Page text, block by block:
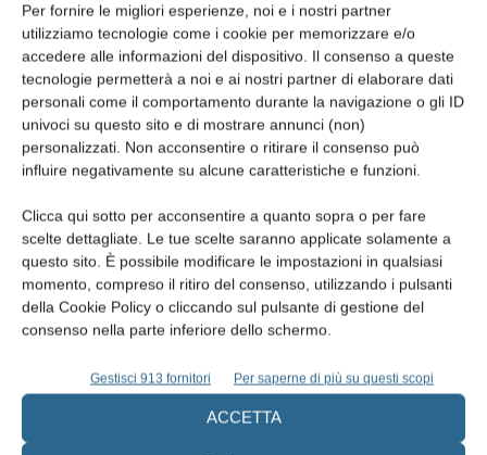
Per fornire le migliori esperienze, noi e i nostri partner
utilizziamo tecnologie come i cookie per memorizzare e/o
accedere alle informazioni del dispositivo. Il consenso a queste
tecnologie permetterà a noi e ai nostri partner di elaborare dati
personali come il comportamento durante la navigazione o gli ID
univoci su questo sito e di mostrare annunci (non)
personalizzati. Non acconsentire o ritirare il consenso può
influire negativamente su alcune caratteristiche e funzioni.
Clicca qui sotto per acconsentire a quanto sopra o per fare
scelte dettagliate. Le tue scelte saranno applicate solamente a
questo sito. È possibile modificare le impostazioni in qualsiasi
momento, compreso il ritiro del consenso, utilizzando i pulsanti
della Cookie Policy o cliccando sul pulsante di gestione del
consenso nella parte inferiore dello schermo.
Gestisci 913 fornitori Per saperne di più su questi scopi
ACCETTA
Edicola web